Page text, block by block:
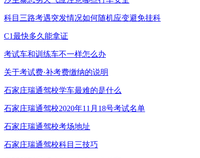
科目三路考遇突发情况如何随机应变避免挂科
C1最快多久能拿证
考试车和训练车不一样怎么办
关于考试费·补考费缴纳的说明
石家庄瑞通驾校学车最难的是什么
石家庄瑞通驾校2020年11月18号考试名单
石家庄瑞通驾校考场地址
石家庄瑞通驾校科目三技巧